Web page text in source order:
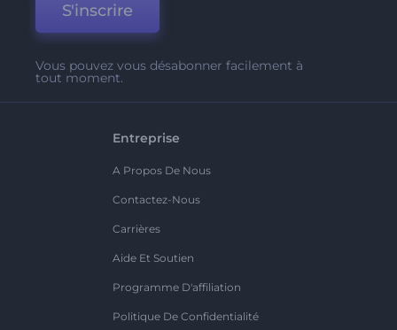
S'inscrire
Vous pouvez vous désabonner facilement à
tout moment.
Entreprise
A Propos De Nous
Contactez-Nous
Carrières
Aide Et Soutien
Programme D'affiliation
Politique De Confidentialité